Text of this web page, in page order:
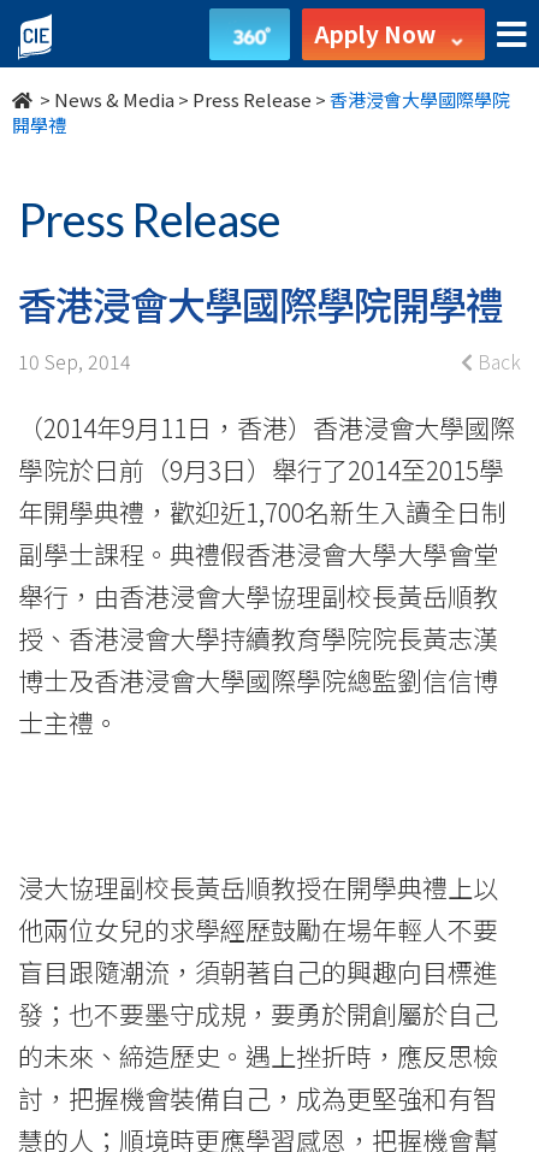
香
港
浸
大
學
國
際
學
院
開
學
禮
College
College
of
International
Education
Apply Now
> News & Media > Press Release >香港浸會大學國際學院
開學禮
Press Release
香港浸會大學國際學院開學禮
10 Sep, 2014 Back
（2014年9月11日，香港）香港浸會大學國際
學院於日前（9月3日）舉行了2014至2015學
年開學典​​​​禮，歡迎近1,700名新生入讀全日制
副學士課程。典禮假香港浸會大學大學會堂
舉行，由香港浸會大學協理副校長黃岳順教
授、香港浸會大學持續教育學院院長黃志漢
博士及香港浸會大學國際學院總監劉信信博
士主禮。
浸大協理副校長黃岳順教授在開學典禮上以
他兩位女兒的求學經歷鼓勵在場年輕人不要
盲目跟隨潮流，須朝著自己的興趣向目標進
發；也不要墨守成規，要勇於開創屬於自己
的未來、締造歷史。遇上挫折時，應反思檢
討，把握機會裝備自己，成為更堅強和有智
慧的人；順境時更應學習感恩，把握機會幫